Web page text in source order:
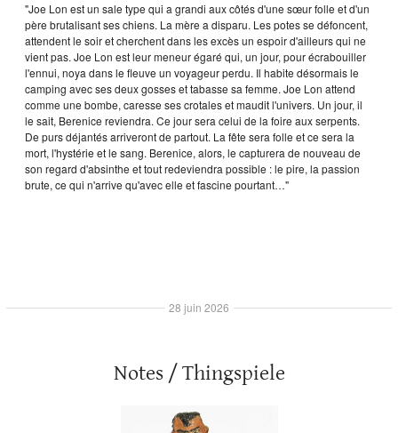
"Joe Lon est un sale type qui a grandi aux côtés d'une sœur folle et d'un
père brutalisant ses chiens. La mère a disparu. Les potes se défoncent,
attendent le soir et cherchent dans les excès un espoir d'ailleurs qui ne
vient pas. Joe Lon est leur meneur égaré qui, un jour, pour écrabouiller
l'ennui, noya dans le fleuve un voyageur perdu. Il habite désormais le
camping avec ses deux gosses et tabasse sa femme. Joe Lon attend
comme une bombe, caresse ses crotales et maudit l'univers. Un jour, il
le sait, Berenice reviendra. Ce jour sera celui de la foire aux serpents.
De purs déjantés arriveront de partout. La fête sera folle et ce sera la
mort, l'hystérie et le sang. Berenice, alors, le capturera de nouveau de
son regard d'absinthe et tout redeviendra possible : le pire, la passion
brute, ce qui n'arrive qu'avec elle et fascine pourtant…"
Notes / Thingspiele
28 juin 2026